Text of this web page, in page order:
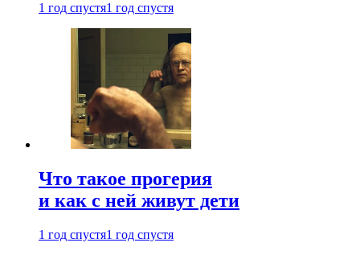
1 год спустя1 год спустя
Что такое прогерия
и как с ней живут дети
1 год спустя1 год спустя